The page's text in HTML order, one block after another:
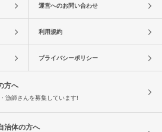
運営へのお問い合わせ
利用規約
プライバシーポリシー
方へ
漁師さんを募集しています!
治体の方へ